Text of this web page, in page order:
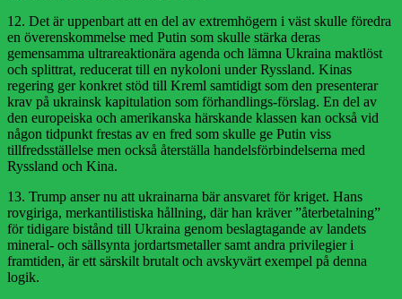
12. Det är uppenbart att en del av extremhögern i väst skulle föredra
en överenskommelse med Putin som skulle stärka deras
gemensamma ultrareaktionära agenda och lämna Ukraina maktlöst
och splittrat, reducerat till en nykoloni under Ryssland. Kinas
regering ger konkret stöd till Kreml samtidigt som den presenterar
krav på ukrainsk kapitulation som förhandlings-förslag. En del av
den europeiska och amerikanska härskande klassen kan också vid
någon tidpunkt frestas av en fred som skulle ge Putin viss
tillfredsställelse men också återställa handelsförbindelserna med
Ryssland och Kina.
13. Trump anser nu att ukrainarna bär ansvaret för kriget. Hans
rovgiriga, merkantilistiska hållning, där han kräver ”återbetalning”
för tidigare bistånd till Ukraina genom beslagtagande av landets
mineral- och sällsynta jordartsmetaller samt andra privilegier i
framtiden, är ett särskilt brutalt och avskyvärt exempel på denna
logik.